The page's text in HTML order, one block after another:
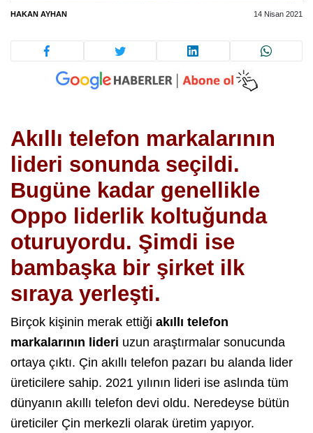
HAKAN AYHAN 14 Nisan 2021
Akıllı telefon markalarının
lideri sonunda seçildi.
Bugüne kadar genellikle
Oppo liderlik koltuğunda
oturuyordu. Şimdi ise
bambaşka bir şirket ilk
sıraya yerleşti.
Birçok kişinin merak ettiği akıllı telefon
markalarının lideri uzun araştırmalar sonucunda
ortaya çıktı. Çin akıllı telefon pazarı bu alanda lider
üreticilere sahip. 2021 yılının lideri ise aslında tüm
dünyanın akıllı telefon devi oldu. Neredeyse bütün
üreticiler Çin merkezli olarak üretim yapıyor.